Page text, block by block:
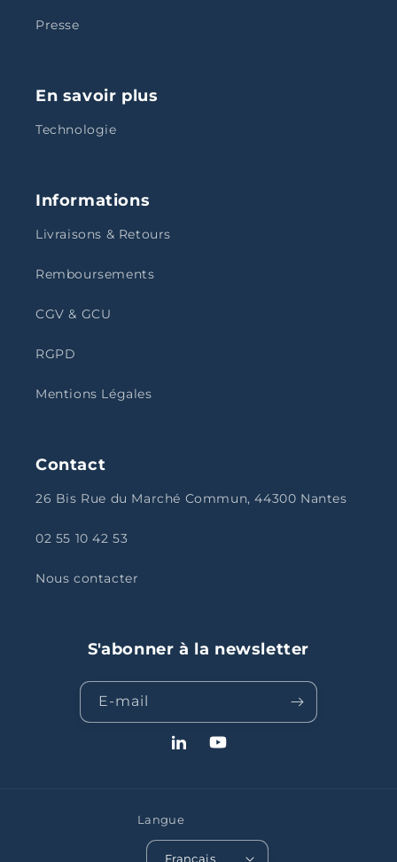
Presse
En savoir plus
Technologie
Informations
Livraisons & Retours
Remboursements
CGV & GCU
RGPD
Mentions Légales
Contact
26 Bis Rue du Marché Commun, 44300 Nantes
02 55 10 42 53
Nous contacter
S'abonner à la newsletter
E-mail
LinkedInYouTube
Langue
Français